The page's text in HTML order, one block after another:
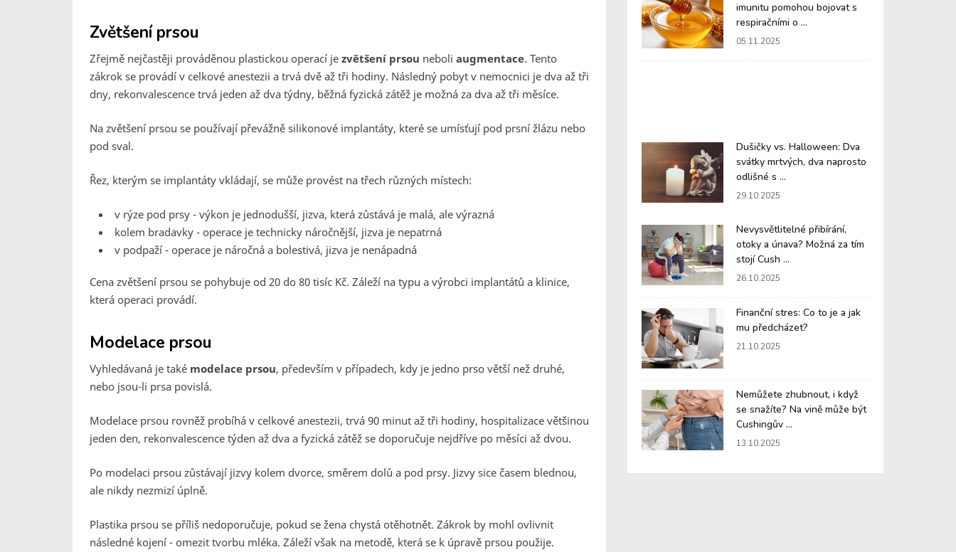
Zvětšení prsou
Zřejmě nejčastěji prováděnou plastickou operací je zvětšení prsou neboli augmentace. Tento
zákrok se provádí v celkové anestezii a trvá dvě až tři hodiny. Následný pobyt v nemocnici je dva až tři
dny, rekonvalescence trvá jeden až dva týdny, běžná fyzická zátěž je možná za dva až tři měsíce.
Na zvětšení prsou se používají převážně silikonové implantáty, které se umísťují pod prsní žlázu nebo
pod sval.
Řez, kterým se implantáty vkládají, se může provést na třech různých místech:
v rýze pod prsy - výkon je jednodušší, jizva, která zůstává je malá, ale výrazná
kolem bradavky - operace je technicky náročnější, jizva je nepatrná
v podpaží - operace je náročná a bolestivá, jizva je nenápadná
Cena zvětšení prsou se pohybuje od 20 do 80 tisíc Kč. Záleží na typu a výrobci implantátů a klinice,
která operaci provádí.
Modelace prsou
Vyhledávaná je také modelace prsou, především v případech, kdy je jedno prso větší než druhé,
nebo jsou-li prsa povislá.
Modelace prsou rovněž probíhá v celkové anestezii, trvá 90 minut až tři hodiny, hospitalizace většinou
jeden den, rekonvalescence týden až dva a fyzická zátěž se doporučuje nejdříve po měsíci až dvou.
Po modelaci prsou zůstávají jizvy kolem dvorce, směrem dolů a pod prsy. Jizvy sice časem blednou,
ale nikdy nezmizí úplně.
Plastika prsou se příliš nedoporučuje, pokud se žena chystá otěhotnět. Zákrok by mohl ovlivnit
následné kojení - omezit tvorbu mléka. Záleží však na metodě, která se k úpravě prsou použije.
imunitu pomohou bojovat s
respiračními o ...
05.11.2025
Dušičky vs. Halloween: Dva
svátky mrtvých, dva naprosto
odlišné s ...
29.10.2025
Nevysvětlitelné přibírání,
otoky a únava? Možná za tím
stojí Cush ...
26.10.2025
Finanční stres: Co to je a jak
mu předcházet?
21.10.2025
Nemůžete zhubnout, i když
se snažíte? Na vině může být
Cushingův ...
13.10.2025